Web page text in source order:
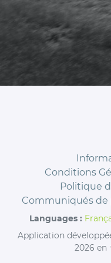
Conditions
Politique
Communiqués de
Languages :
Application
2026 en